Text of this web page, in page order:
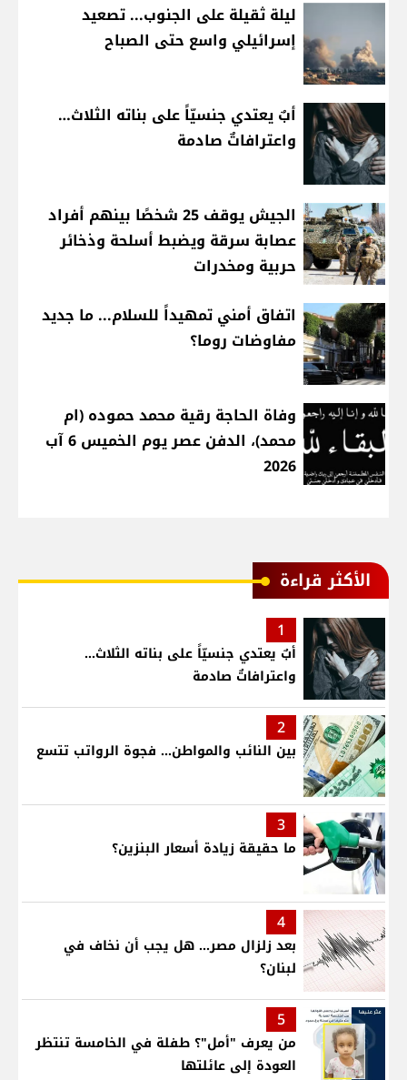
ليلة ثقيلة على الجنوب... تصعيد
إسرائيلي واسع حتى الصباح
أبٌ يعتدي جنسيّاً على بناته الثلاث…
واعترافاتٌ صادمة
الجيش يوقف 25 شخصًا بينهم أفراد
عصابة سرقة ويضبط أسلحة وذخائر
حربية ومخدرات
اتفاق أمني تمهيداً للسلام... ما جديد
مفاوضات روما؟
وفاة الحاجة رقية محمد حموده (ام
محمد)، الدفن عصر يوم الخميس 6 آب
2026
الأكثر قراءة
1
أبٌ يعتدي جنسيّاً على بناته الثلاث…
واعترافاتٌ صادمة
2
بين النائب والمواطن... فجوة الرواتب تتسع
3
ما حقيقة زيادة أسعار البنزين؟
4
بعد زلزال مصر... هل يجب أن نخاف في
لبنان؟
5
من يعرف "أمل"؟ طفلة في الخامسة تنتظر
العودة إلى عائلتها